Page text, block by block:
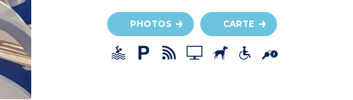
PHOTOS CARTE